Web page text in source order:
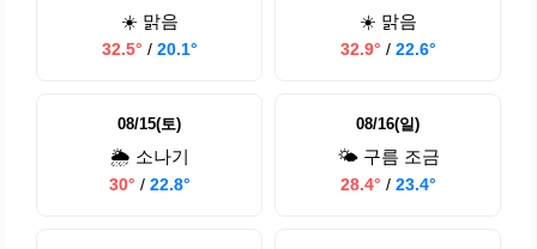
☀️ 맑음
32.5° / 20.1°
☀️ 맑음
32.9° / 22.6°
08/15(토)
🌦️ 소나기
30° / 22.8°
08/16(일)
🌤️ 구름 조금
28.4° / 23.4°